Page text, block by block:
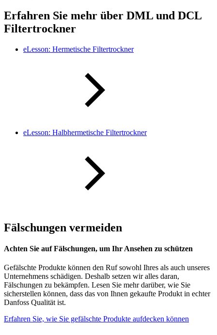
Erfahren Sie mehr über DML und DCL
Filtertrockner
eLesson: Hermetische Filtertrockner
eLesson: Halbhermetische Filtertrockner
Fälschungen vermeiden
Achten Sie auf Fälschungen, um Ihr Ansehen zu schützen
Gefälschte Produkte können den Ruf sowohl Ihres als auch unseres
Unternehmens schädigen. Deshalb setzen wir alles daran,
Fälschungen zu bekämpfen. Lesen Sie mehr darüber, wie Sie
sicherstellen können, dass das von Ihnen gekaufte Produkt in echter
Danfoss Qualität ist.
Erfahren Sie, wie Sie gefälschte Produkte aufdecken können